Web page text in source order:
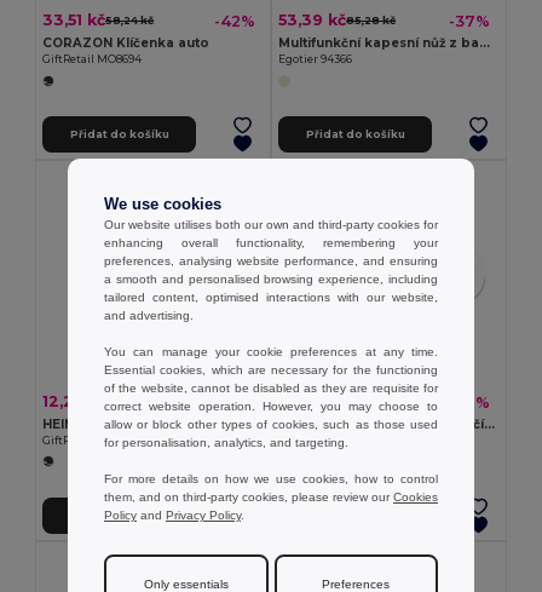
33,51 kč58,24 kč -42%
CORAZON Klíčenka auto
GiftRetail MO8694
Přidat do košíku
53,39 kč85,28 kč -37%
Multifunkční kapesní nůž z bambusu a nerezové oceli s PU rukojetí
Egotier 94366
Přidat do košíku
12,25 kč31,89 kč -62%
HEIM Kovový přívěšek na klíče
GiftRetail KC6589
Přidat do košíku
12,71 kč 21,96 kč -42%
JEN Krejčovský Metr 1m s Tlačítkem
GiftRetail MO8219
We use cookies
Our website utilises both our own and third-party cookies for
enhancing overall functionality, remembering your
preferences, analysing website performance, and ensuring
a smooth and personalised browsing experience, including
tailored content, optimised interactions with our website,
and advertising.
You can manage your cookie preferences at any time.
Essential cookies, which are necessary for the functioning
of the website, cannot be disabled as they are requisite for
correct website operation. However, you may choose to
allow or block other types of cookies, such as those used
for personalisation, analytics, and targeting.
For more details on how we use cookies, how to control
them, and on third-party cookies, please review ourCookies
Policy and Privacy Policy.
Only essentials Preferences